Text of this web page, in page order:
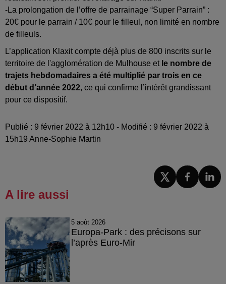
-La prolongation de l’offre de parrainage “Super Parrain” :
20€ pour le parrain / 10€ pour le filleul, non limité en nombre
de filleuls.
L’application Klaxit compte déjà plus de 800 inscrits sur le
territoire de l'agglomération de Mulhouse et le nombre de
trajets hebdomadaires a été multiplié par trois en ce
début d’année 2022, ce qui confirme l’intérêt grandissant
pour ce dispositif.
Publié : 9 février 2022 à 12h10 - Modifié : 9 février 2022 à
15h19 Anne-Sophie Martin
A lire aussi
5 août 2026
Europa-Park : des précisons sur
l’après Euro-Mir